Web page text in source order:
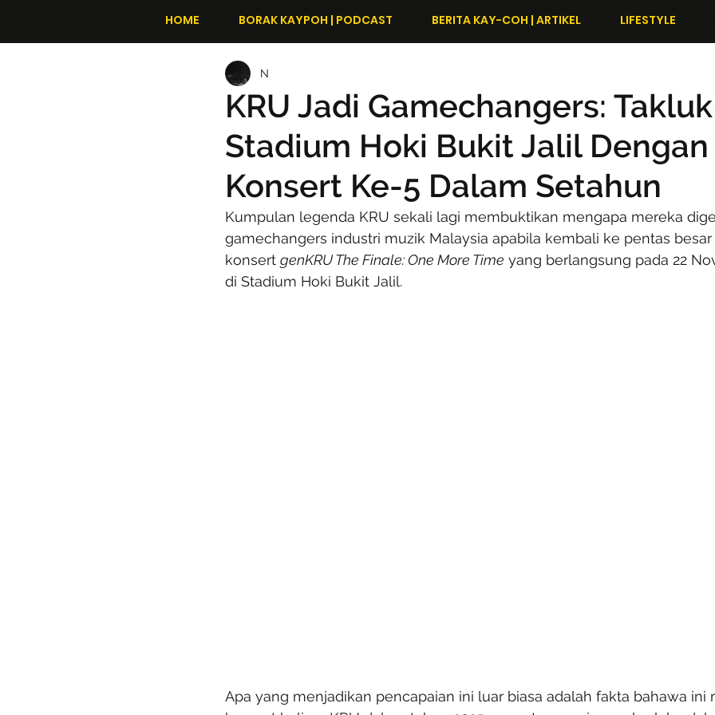
HOME BORAK KAYPOH | PODCAST BERITA KAY-COH | ARTIKEL LIFESTYLE
KRU Jadi Gamechangers: Takluk
Stadium Hoki Bukit Jalil Dengan
Konsert Ke-5 Dalam Setahun
N
Kumpulan legenda KRU sekali lagi membuktikan mengapa mereka
gamechangers industri muzik Malaysia apabila kembali ke pentas
konsert genKRU The Finale: One More Time yang berlangsung pada 22
di Stadium Hoki Bukit Jalil.
Apa yang menjadikan pencapaian ini luar biasa adalah fakta bahawa ini